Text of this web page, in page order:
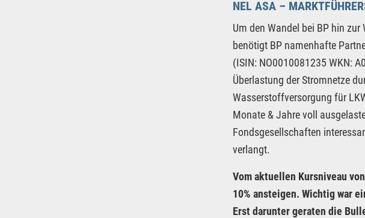
NEL ASA –
Um den Wandel bei BP hin
benötigt BP namenhafte
(ISIN: NO0010081235 WKN:
Überlastung der Stromnetze
Wasserstoffversorgung für
Monate & Jahre voll
Fondsgesellschaften
verlangt.
Vom aktuellen Kursniveau
10% ansteigen. Wichtig war
Erst darunter geraten die